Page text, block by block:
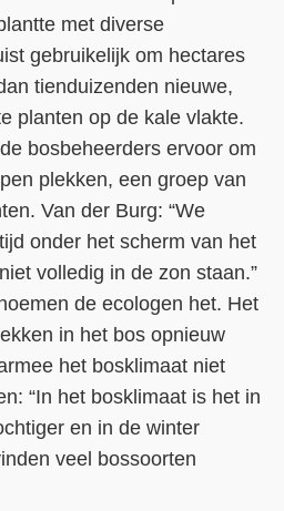
met diverse
gebruikelijk om hectares
tienduizenden nieuwe,
planten op de kale vlakte.
bosbeheerders ervoor om
plekken, een groep van
Van der Burg: “We
onder het scherm van het
volledig in de zon staan.”
de ecologen het. Het
in het bos opnieuw
het bosklimaat niet
“In het bosklimaat is het in
en in de winter
veel bossoorten